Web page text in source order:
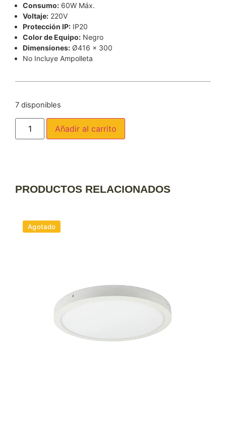
Consumo: 60W Máx.
Voltaje: 220V
Protección IP: IP20
Color de Equipo: Negro
Dimensiones: Ø416 x 300
No Incluye Ampolleta
7 disponibles
Añadir al carrito
PRODUCTOS RELACIONADOS
Agotado